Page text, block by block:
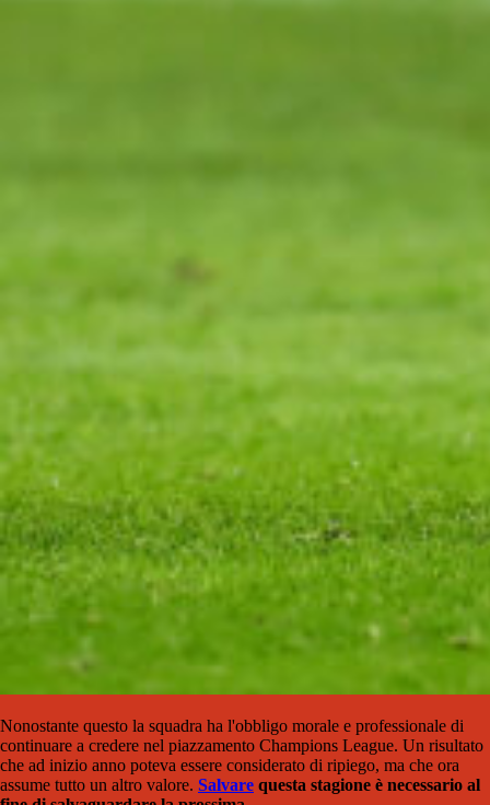
Nonostante questo la squadra ha l'obbligo morale e professionale di
continuare a credere nel piazzamento Champions League. Un risultato
che ad inizio anno poteva essere considerato di ripiego, ma che ora
assume tutto un altro valore. Salvare questa stagione è necessario al